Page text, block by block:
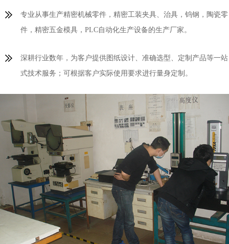
专业从事生产精密机械零件，精密工装夹具、治具，钨钢，陶瓷零
件，精密五金模具，PLC自动化生产设备的生产厂家。
深耕行业数年，为客户提供图纸设计、准确选型、定制产品等一站
式技术服务；可根据客户实际使用要求进行量身定制。